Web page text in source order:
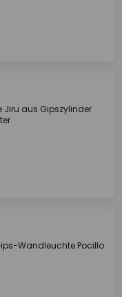
Jiru aus Gipszylinder
Wandleuchte Pocillo